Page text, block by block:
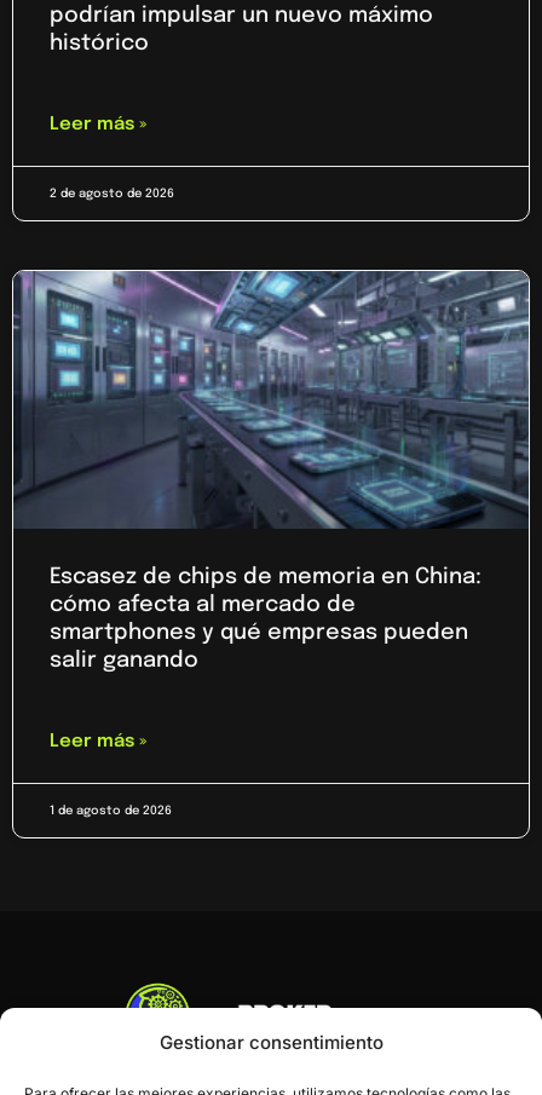
Gestionar consentimiento
podrían impulsar un nuevo máximo
histórico
Leer más »
2 de agosto de 2026
Escasez de chips de memoria en China:
cómo afecta al mercado de
smartphones y qué empresas pueden
salir ganando
Leer más »
1 de agosto de 2026